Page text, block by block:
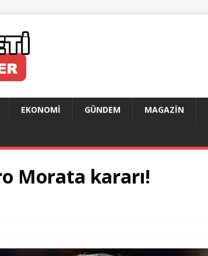
EKONOMI GÜNDEM MAGAZIN
Morata kararı!